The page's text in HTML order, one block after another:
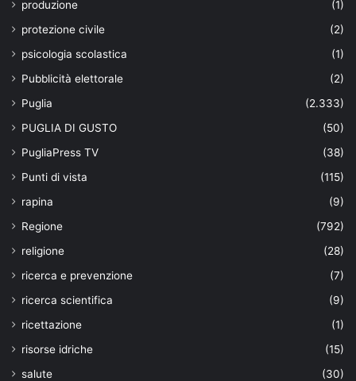
produzione
(1)
protezione civile
(2)
psicologia scolastica
(1)
Pubblicità elettorale
(2)
Puglia
(2.333)
PUGLIA DI GUSTO
(50)
PugliaPress TV
(38)
Punti di vista
(115)
rapina
(9)
Regione
(792)
religione
(28)
ricerca e prevenzione
(7)
ricerca scientifica
(9)
ricettazione
(1)
risorse idriche
(15)
salute
(30)